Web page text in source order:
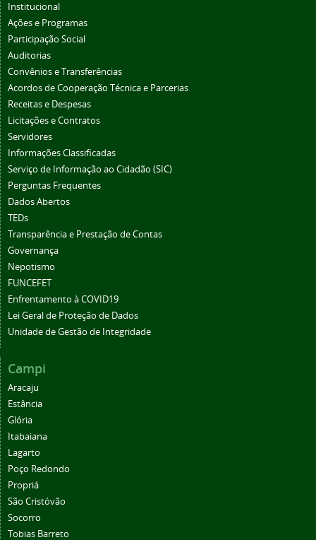
Institucional
Ações e Programas
Participação Social
Auditorias
Convênios e Transferências
Acordos de Cooperação Técnica e Parcerias
Receitas e Despesas
Licitações e Contratos
Servidores
Informações Classificadas
Serviço de Informação ao Cidadão (SIC)
Perguntas Frequentes
Dados Abertos
TEDs
Transparência e Prestação de Contas
Governança
Nepotismo
FUNCEFET
Enfrentamento à COVID19
Lei Geral de Proteção de Dados
Unidade de Gestão de Integridade
Campi
Aracaju
Estância
Glória
Itabaiana
Lagarto
Poço Redondo
Propriá
São Cristóvão
Socorro
Tobias Barreto